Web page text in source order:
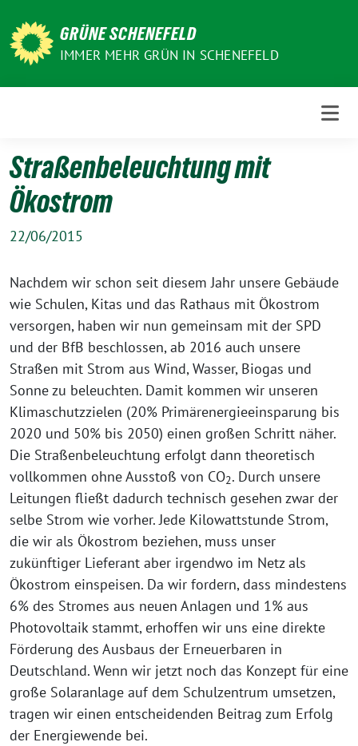
zum
Inhalt
GRÜNE SCHENEFELD
IMMER MEHR GRÜN IN SCHENEFELD
Straßenbeleuchtung mit
Ökostrom
22/06/2015
Nachdem wir schon seit diesem Jahr unsere Gebäude
wie Schulen, Kitas und das Rathaus mit Ökostrom
versorgen, haben wir nun gemeinsam mit der SPD
und der BfB beschlossen, ab 2016 auch unsere
Straßen mit Strom aus Wind, Wasser, Biogas und
Sonne zu beleuchten. Damit kommen wir unseren
Klimaschutzzielen (20% Primärenergieeinsparung bis
2020 und 50% bis 2050) einen großen Schritt näher.
Die Straßenbeleuchtung erfolgt dann theoretisch
vollkommen ohne Ausstoß von CO2. Durch unsere
Leitungen fließt dadurch technisch gesehen zwar der
selbe Strom wie vorher. Jede Kilowattstunde Strom,
die wir als Ökostrom beziehen, muss unser
zukünftiger Lieferant aber irgendwo im Netz als
Ökostrom einspeisen. Da wir fordern, dass mindestens
6% des Stromes aus neuen Anlagen und 1% aus
Photovoltaik stammt, erhoffen wir uns eine direkte
Förderung des Ausbaus der Erneuerbaren in
Deutschland. Wenn wir jetzt noch das Konzept für eine
große Solaranlage auf dem Schulzentrum umsetzen,
tragen wir einen entscheidenden Beitrag zum Erfolg
der Energiewende bei.